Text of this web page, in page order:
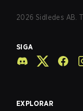
2026 Sidledes AB.
SIGA
EXPLORAR